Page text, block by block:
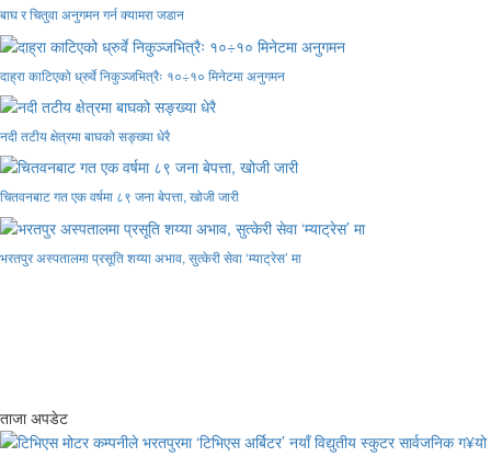
बाघ र चितुवा अनुगमन गर्न क्यामरा जडान
दाह्रा काटिएको ध्रुर्वे निकुञ्जभित्रैः १०÷१० मिनेटमा अनुगमन
नदी तटीय क्षेत्रमा बाघको सङ्ख्या धेरै
चितवनबाट गत एक वर्षमा ८९ जना बेपत्ता, खोजी जारी
भरतपुर अस्पतालमा प्रसूति शय्या अभाव, सुत्केरी सेवा ‘म्याट्रेस’ मा
ताजा अपडेट